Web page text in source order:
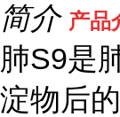
简介 产品
肺S9是
淀物后